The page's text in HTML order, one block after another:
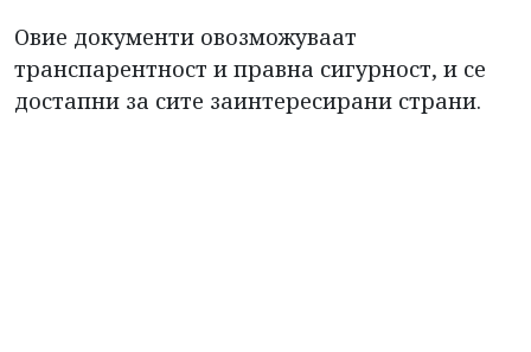
Овие документи овозможуваат
транспарентност и правна сигурност, и се
достапни за сите заинтересирани страни.